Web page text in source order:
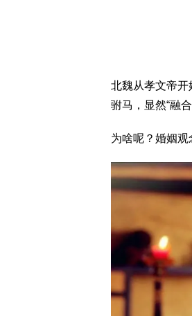
北魏从孝文帝开
驸马，显然“融合
为啥呢？婚姻观